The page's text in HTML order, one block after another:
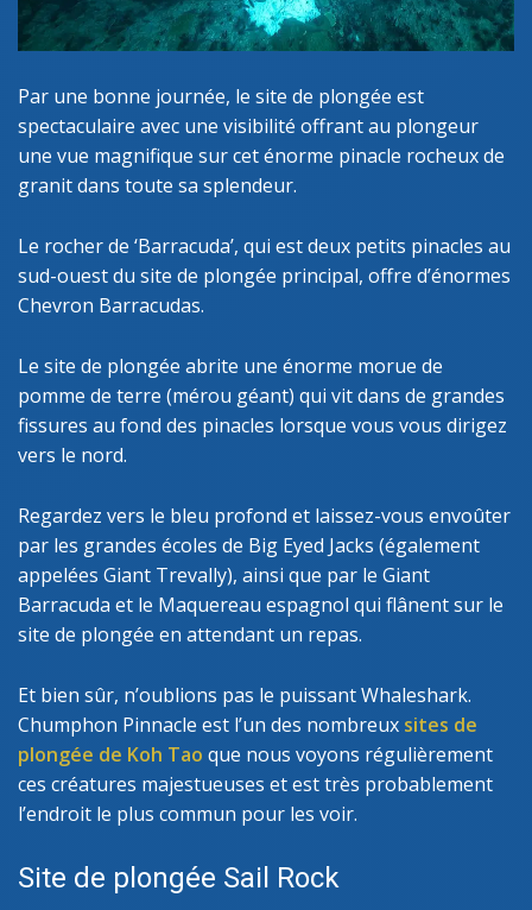
Par une bonne journée, le site de plongée est
spectaculaire avec une visibilité offrant au plongeur
une vue magnifique sur cet énorme pinacle rocheux de
granit dans toute sa splendeur.
Le rocher de ‘Barracuda’, qui est deux petits pinacles au
sud-ouest du site de plongée principal, offre d’énormes
Chevron Barracudas.
Le site de plongée abrite une énorme morue de
pomme de terre (mérou géant) qui vit dans de grandes
fissures au fond des pinacles lorsque vous vous dirigez
vers le nord.
Regardez vers le bleu profond et laissez-vous envoûter
par les grandes écoles de Big Eyed Jacks (également
appelées Giant Trevally), ainsi que par le Giant
Barracuda et le Maquereau espagnol qui flânent sur le
site de plongée en attendant un repas.
Et bien sûr, n’oublions pas le puissant Whaleshark.
Chumphon Pinnacle est l’un des nombreux sites de
plongée de Koh Tao que nous voyons régulièrement
ces créatures majestueuses et est très probablement
l’endroit le plus commun pour les voir.
Site de plongée Sail Rock